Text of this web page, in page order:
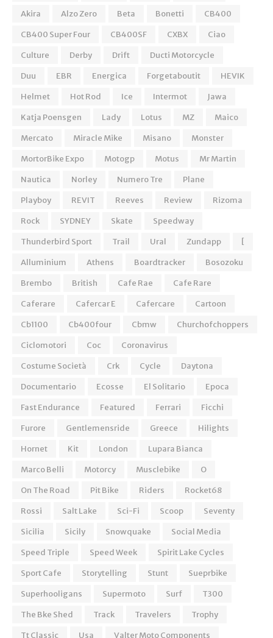
Akira
Alzo Zero Beta Bonetti
CB400
CB400 Super Four
CB400SF CXBX
Ciao
Culture
Derby Drift
Ducti Motorcycle
Duu
EBR Energica Forgetaboutit
HEVIK
Helmet
Hot Rod Ice Intermot
Jawa
Katja Poensgen
Lady Lotus MZ
Maico
Mercato
Miracle Mike Misano
Monster
MortorBike Expo
Motogp Motus
Mr Martin
Nautica
Norley Numero Tre
Plane
Playboy
REVIT Reeves Review
Rizoma
Rock
SYDNEY Skate
Speedway
Thunderbird Sport
Trail Ural Zundapp
[
Alluminium
Athens Boardtracker
Bosozoku
Brembo
British Cafe Rae
Cafe Rare
Caferare
Cafercar E Cafercare
Cartoon
Cb1100
Cb400four Cbmw
Churchofchoppers
Ciclomotori
Coc
Coronavirus
Costume Società
Crk Cycle
Daytona
Documentario
Ecosse El Solitario
Epoca
Fast Endurance
Featured Ferrari
Ficchi
Furore
Gentlemensride Greece
Hilights
Hornet
Kit London
Lupara Bianca
Marco Belli
Motorcy Musclebike
O
On The Road
Pit Bike Riders
Rocket68
Rossi
Salt Lake Sci-Fi Scoop
Seventy
Sicilia
Sicily Snowquake
Social Media
Speed Triple
Speed Week
Spirit Lake Cycles
Sport Cafe
Storytelling Stunt
Sueprbike
Superhooligans
Supermoto Surf
T300
The Bke Shed
Track Travelers
Trophy
Tt Classic
Usa Valter Moto Components